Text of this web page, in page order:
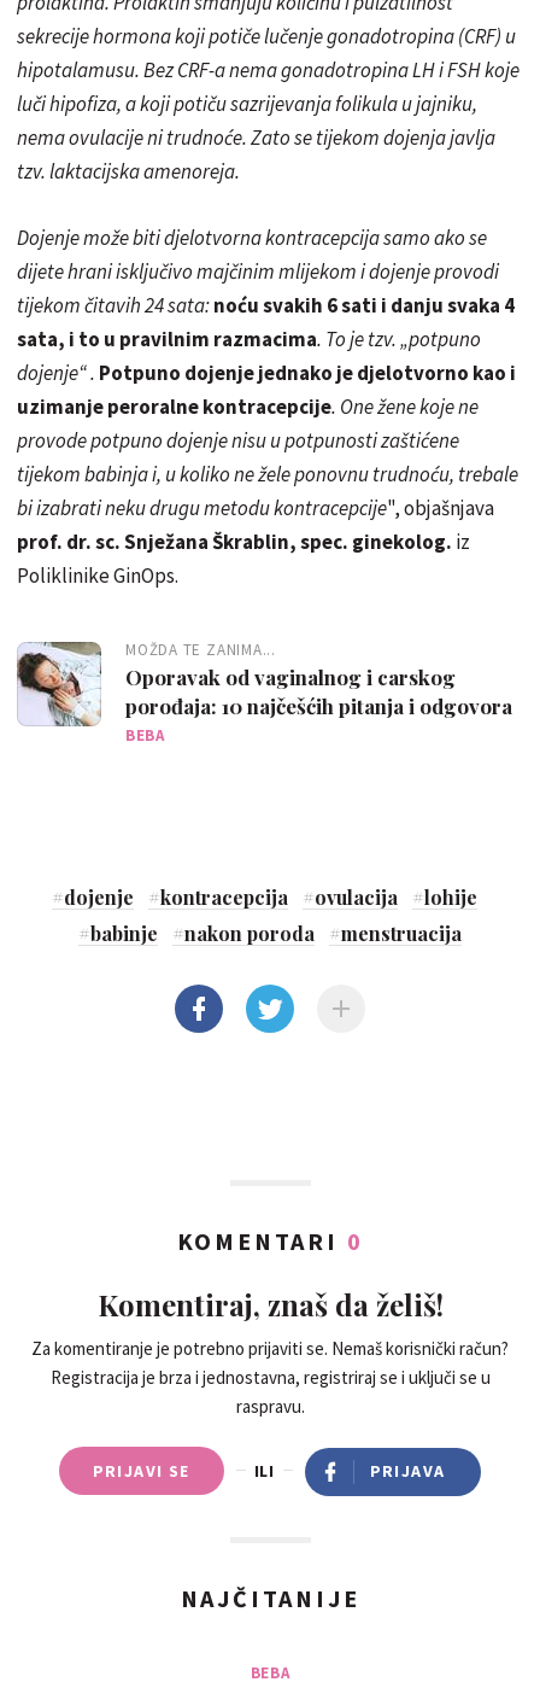
sekrecije hormona koji potiče lučenje gonadotropina (CRF) u
hipotalamusu. Bez CRF-a nema gonadotropina LH i FSH koje
luči hipofiza, a koji potiču sazrijevanja folikula u jajniku,
nema ovulacije ni trudnoće. Zato se tijekom dojenja javlja
tzv. laktacijska amenoreja.
Dojenje može biti djelotvorna kontracepcija samo ako se
dijete hrani isključivo majčinim mlijekom i dojenje provodi
tijekom čitavih 24 sata:noću svakih 6 sati i danju svaka 4
sata, i to u pravilnim razmacima. To je tzv. „potpuno
dojenje“ . Potpuno dojenje jednako je djelotvorno kao i
uzimanje peroralne kontracepcije. One žene koje ne
provode potpuno dojenje nisu u potpunosti zaštićene
tijekom babinja i, u koliko ne žele ponovnu trudnoću, trebale
bi izabrati neku drugu metodu kontracepcije", objašnjava
prof. dr. sc. Snježana Škrablin, spec. ginekolog. iz
Poliklinike GinOps.
MOŽDA TE ZANIMA...
Oporavak od vaginalnog i carskog
porođaja: 10 najčešćih pitanja i odgovora
BEBA
#dojenje #kontracepcija #ovulacija #lohije
#babinje #nakon poroda #menstruacija
KOMENTARI 0
Komentiraj, znaš da želiš!
Za komentiranje je potrebno prijaviti se. Nemaš korisnički račun?
Registracija je brza i jednostavna, registriraj se i uključi se u
raspravu.
PRIJAVI SE ILI PRIJAVA
NAJČITANIJE
BEBA